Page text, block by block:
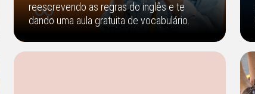
reescrevendo as regras do inglês e te
dando uma aula gratuita de vocabulário.